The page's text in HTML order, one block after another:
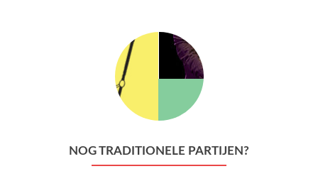
NOG TRADITIONELE PARTIJEN?